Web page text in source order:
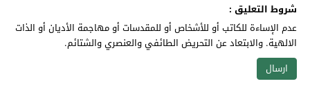
شروط التعليق :
عدم الإساءة للكاتب أو للأشخاص أو للمقدسات أو مهاجمة الأديان أو الذات
الالهية. والابتعاد عن التحريض الطائفي والعنصري والشتائم.